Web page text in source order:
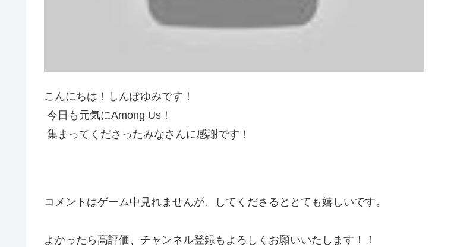
こんにちは！しんぽゆみです！
今日も元気にAmong Us！
集まってくださったみなさんに感謝です！
コメントはゲーム中見れませんが、してくださるととても嬉しいです。
よかったら高評価、チャンネル登録もよろしくお願いいたします！！